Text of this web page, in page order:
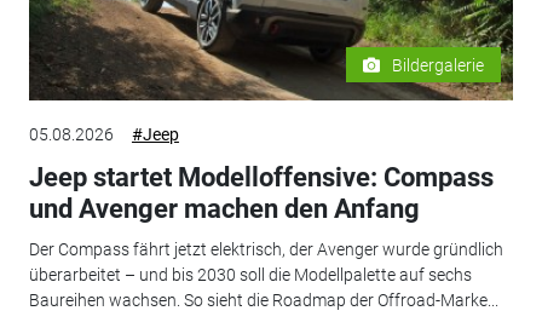
Bildergalerie
05.08.2026 #Jeep
Jeep startet Modelloffensive: Compass
und Avenger machen den Anfang
Der Compass fährt jetzt elektrisch, der Avenger wurde gründlich
überarbeitet – und bis 2030 soll die Modellpalette auf sechs
Baureihen wachsen. So sieht die Roadmap der Offroad-Marke...